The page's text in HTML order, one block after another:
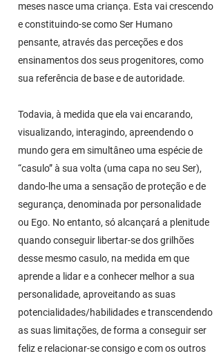
meses nasce uma criança. Esta vai crescendo
e constituindo-se como Ser Humano
pensante, através das perceções e dos
ensinamentos dos seus progenitores, como
sua referência de base e de autoridade.
Todavia, à medida que ela vai encarando,
visualizando, interagindo, apreendendo o
mundo gera em simultâneo uma espécie de
“casulo” à sua volta (uma capa no seu Ser),
dando-lhe uma a sensação de proteção e de
segurança, denominada por personalidade
ou Ego. No entanto, só alcançará a plenitude
quando conseguir libertar-se dos grilhões
desse mesmo casulo, na medida em que
aprende a lidar e a conhecer melhor a sua
personalidade, aproveitando as suas
potencialidades/habilidades e transcendendo
as suas limitações, de forma a conseguir ser
feliz e relacionar-se consigo e com os outros